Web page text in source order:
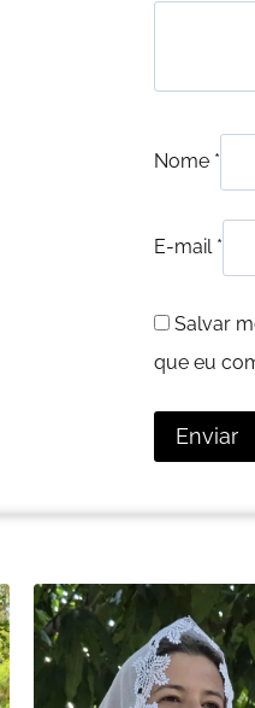
Nome *
E-mail *
Salvar
que eu